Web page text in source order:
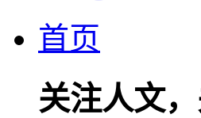
首页
关注人文